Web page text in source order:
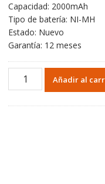
Capacidad: 2000mAh
Tipo de batería: NI-MH
Estado: Nuevo
Garantía: 12 meses
Batería
Añadir al